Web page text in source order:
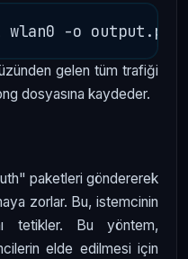
gelen tüm trafiği
dosyasına kaydeder.
paketleri göndererek
zorlar. Bu, istemcinin
tetikler. Bu yöntem,
elde edilmesi için